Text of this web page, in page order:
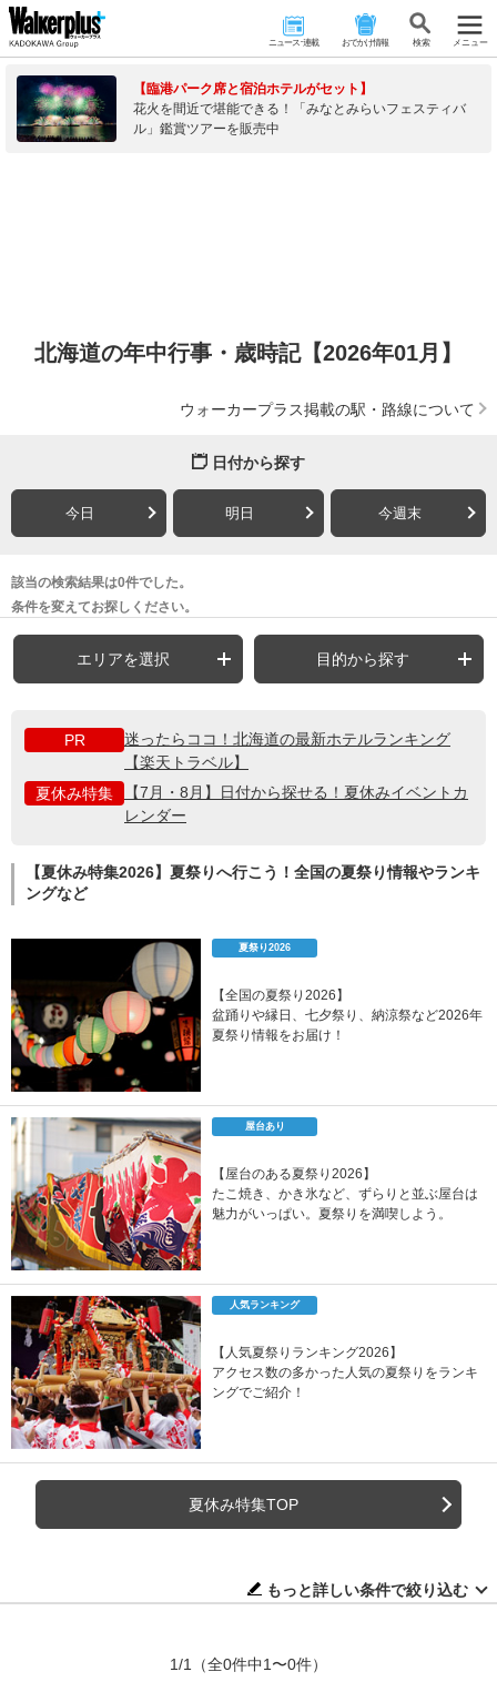
ニュース･連載 おでかけ情報 検 索 メニュー
【臨港パーク席と宿泊ホテルがセット】
花火を間近で堪能できる！「みなとみらいフェスティバ
ル」鑑賞ツアーを販売中
北海道の年中行事・歳時記【2026年01月】
ウォーカープラス掲載の駅・路線について
日付から探す
今日 明日 今週末
該当の検索結果は0件でした。
条件を変えてお探しください。
エリアを選択 目的から探す
PR
迷ったらココ！北海道の最新ホテルランキング
【楽天トラベル】
夏休み特集
【7月・8月】日付から探せる！夏休みイベントカ
レンダー
【夏休み特集2026】夏祭りへ行こう！全国の夏祭り情報やランキ
ングなど
夏祭り2026
【全国の夏祭り2026】
盆踊りや縁日、七夕祭り、納涼祭など2026年
夏祭り情報をお届け！
屋台あり
【屋台のある夏祭り2026】
たこ焼き、かき氷など、ずらりと並ぶ屋台は
魅力がいっぱい。夏祭りを満喫しよう。
人気ランキング
【人気夏祭りランキング2026】
アクセス数の多かった人気の夏祭りをランキ
ングでご紹介！
夏休み特集TOP
もっと詳しい条件で絞り込む
1/1 （全0件中1〜0件）